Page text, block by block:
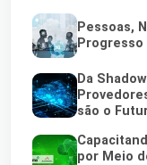
Pessoas,
Progresso
Da
são o
por Meio